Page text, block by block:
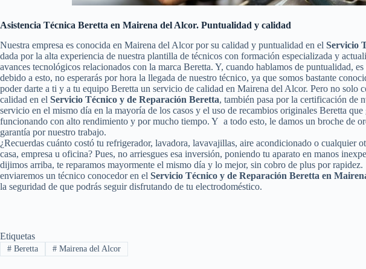
Asistencia Técnica Beretta en Mairena del Alcor. Puntualidad y calidad
Nuestra empresa es conocida en Mairena del Alcor por su calidad y puntualidad en el Servicio
dada por la alta experiencia de nuestra plantilla de técnicos con formación especializada y
avances tecnológicos relacionados con la marca Beretta. Y, cuando hablamos de puntualidad,
debido a esto, no esperarás por hora la llegada de nuestro técnico, ya que somos bastante
poder darte a ti y a tu equipo Beretta un servicio de calidad en Mairena del Alcor. Pero no solo
calidad en el Servicio Técnico y de Reparación Beretta, también pasa por la certificación de
servicio en el mismo día en la mayoría de los casos y el uso de recambios originales Beretta
funcionando con alto rendimiento y por mucho tiempo. Y a todo esto, le damos un broche de
garantía por nuestro trabajo.
¿Recuerdas cuánto costó tu refrigerador, lavadora, lavavajillas, aire acondicionado o cualquier
casa, empresa u oficina? Pues, no arriesgues esa inversión, poniendo tu aparato en manos
dijimos arriba, te reparamos mayormente el mismo día y lo mejor, sin cobro de plus por
enviaremos un técnico conocedor en el Servicio Técnico y de Reparación Beretta en
la seguridad de que podrás seguir disfrutando de tu electrodoméstico.
Etiquetas
#Beretta #Mairena del Alcor